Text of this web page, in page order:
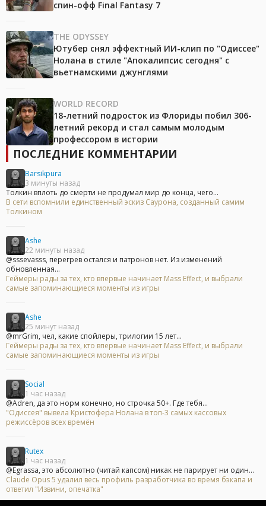
спин-офф Final Fantasy 7
THE ODYSSEY
Ютубер снял эффектный ИИ-клип по "Одиссее"
Нолана в стиле "Апокалипсис сегодня" с
вьетнамскими джунглями
WORLD RECORD
18-летний подросток из Флориды побил 306-
летний рекорд и стал самым молодым
профессором в истории
ПОСЛЕДНИЕ КОММЕНТАРИИ
Barsikpura
3 минуты назад
Толкин вплоть до смерти не продумал мир до конца, чего...
В сети вспомнили единственный эскиз Саурона, созданный самим
Толкином
Ashe
22 минуты назад
@sssevasss, перегрев остался и патронов нет. Из изменений
обновленная...
Геймеры рады за тех, кто впервые начинает Mass Effect, и выбрали
самые запоминающиеся моменты из игры
Ashe
25 минут назад
@mrGrim, чел, какие спойлеры, трилогии 15 лет...
Геймеры рады за тех, кто впервые начинает Mass Effect, и выбрали
самые запоминающиеся моменты из игры
Social
1 час назад
@Adren, да это норм конечно, но строчка 50+. Где тебя...
"Одиссея" вывела Кристофера Нолана в топ-3 самых кассовых
режиссёров всех времён
Rutex
1 час назад
@Egrassa, это абсолютно (читай капсом) никак не парирует ни один...
Claude Opus 5 удалил весь профиль разработчика во время бэкапа и
ответил "Извини, опечатка"